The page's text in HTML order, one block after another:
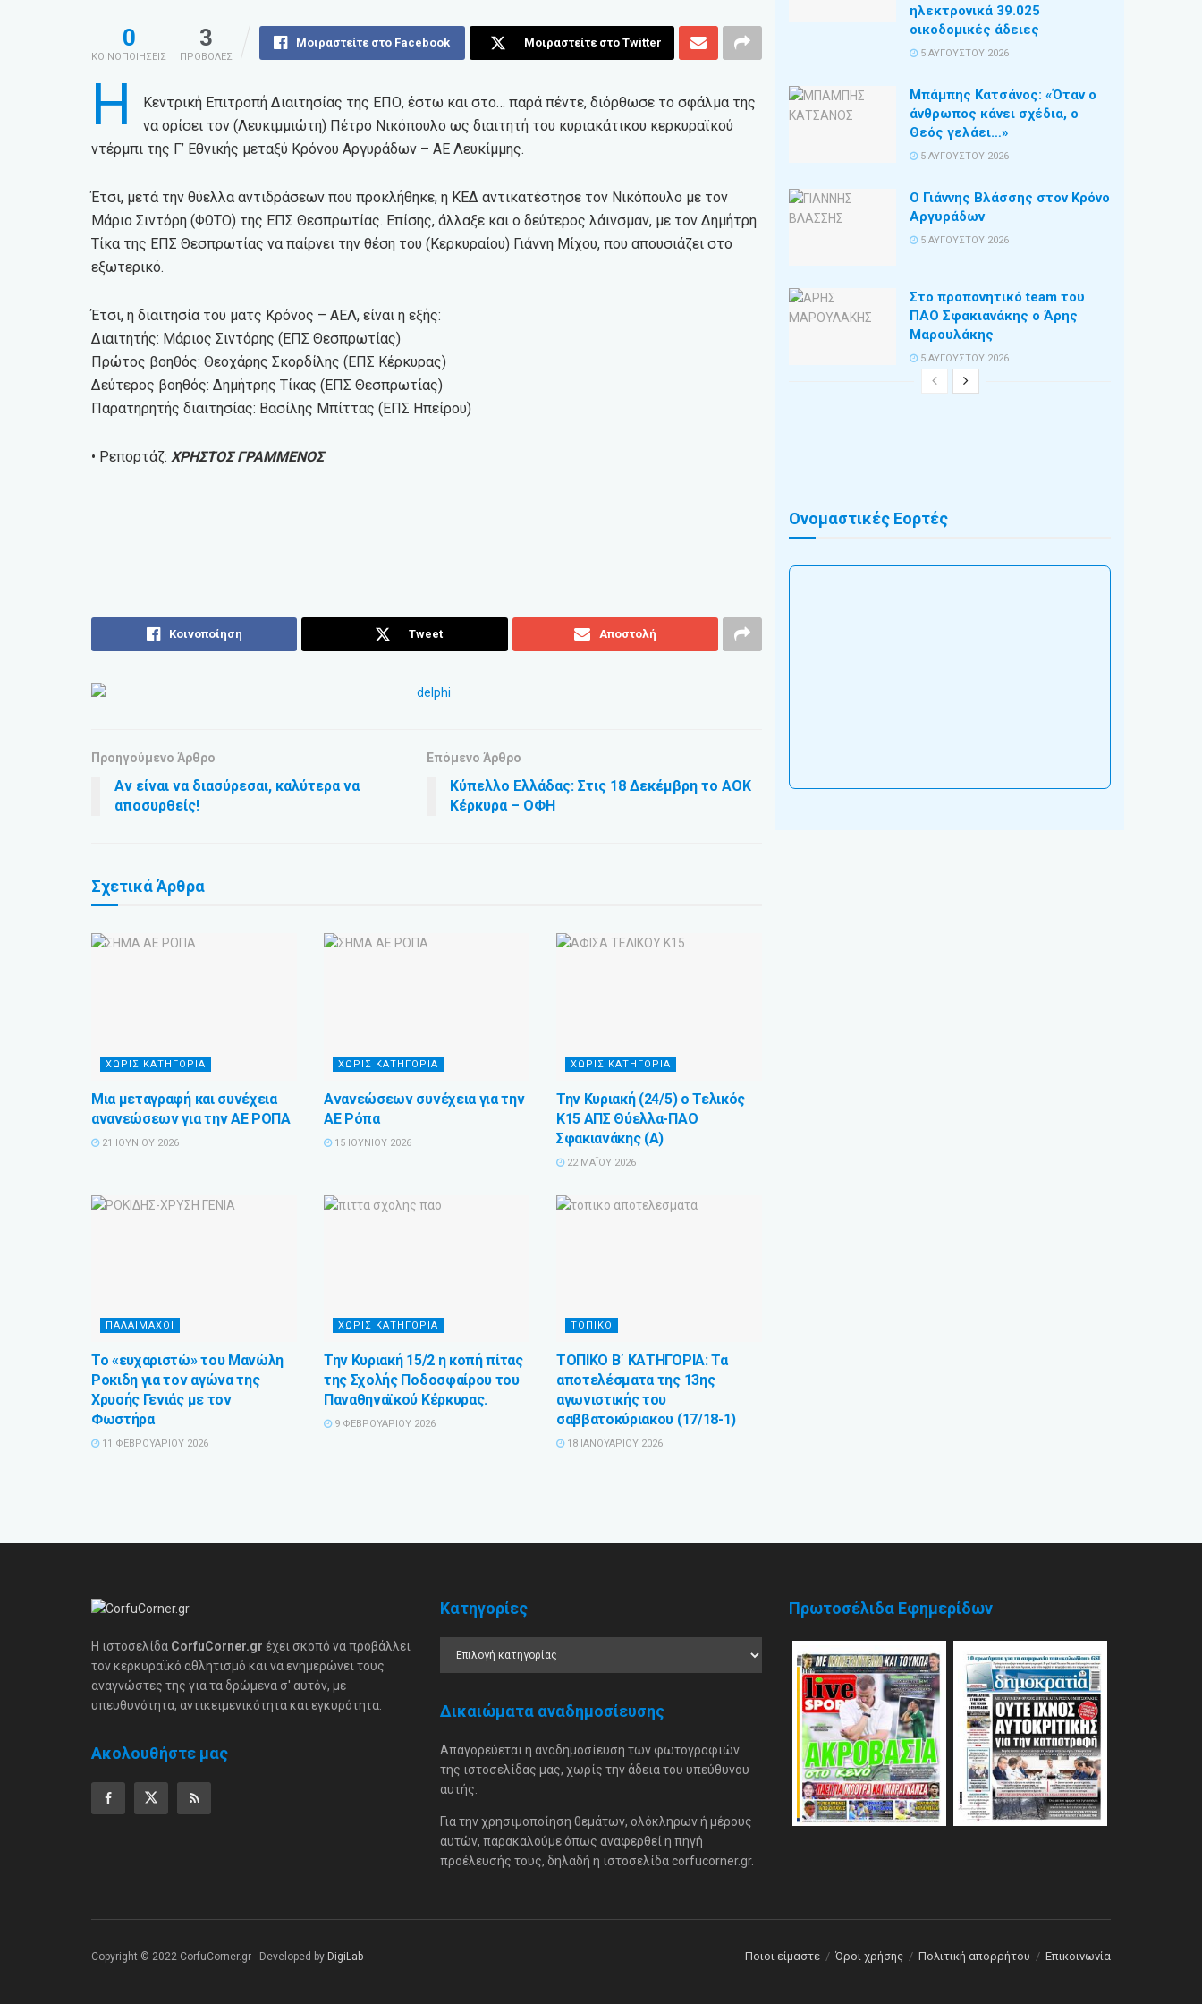
0
ΚΟΙΝΟΠΟΙΗΣΕΙΣ
3
ΠΡΟΒΟΛΕΣ
Μοιραστείτε στο Facebook Μοιραστείτε στο Twitter
Η
Κεντρική Επιτροπή Διαιτησίας της ΕΠΟ, έστω και στο… παρά πέντε, διόρθωσε το σφάλμα της
να ορίσει τον (Λευκιμμιώτη) Πέτρο Νικόπουλο ως διαιτητή του κυριακάτικου κερκυραϊκού
ντέρμπι της Γ’ Εθνικής μεταξύ Κρόνου Αργυράδων – ΑΕ Λευκίμμης.
Έτσι, μετά την θύελλα αντιδράσεων που προκλήθηκε, η ΚΕΔ αντικατέστησε τον Νικόπουλο με τον
Μάριο Σιντόρη (ΦΩΤΟ) της ΕΠΣ Θεσπρωτίας. Επίσης, άλλαξε και ο δεύτερος λάινσμαν, με τον Δημήτρη
Τίκα της ΕΠΣ Θεσπρωτίας να παίρνει την θέση του (Κερκυραίου) Γιάννη Μίχου, που απουσιάζει στο
εξωτερικό.
Έτσι, η διαιτησία του ματς Κρόνος – ΑΕΛ, είναι η εξής:
Διαιτητής: Μάριος Σιντόρης (ΕΠΣ Θεσπρωτίας)
Πρώτος βοηθός: Θεοχάρης Σκορδίλης (ΕΠΣ Κέρκυρας)
Δεύτερος βοηθός: Δημήτρης Τίκας (ΕΠΣ Θεσπρωτίας)
Παρατηρητής διαιτησίας: Βασίλης Μπίττας (ΕΠΣ Ηπείρου)
• Ρεπορτάζ: ΧΡΗΣΤΟΣ ΓΡΑΜΜΕΝΟΣ
Κοινοποίηση Tweet Αποστολή
Προηγούμενο Άρθρο
Αν είναι να διασύρεσαι, καλύτερα να
αποσυρθείς!
Επόμενο Άρθρο
Κύπελλο Ελλάδας: Στις 18 Δεκέμβρη το ΑΟΚ
Κέρκυρα – ΟΦΗ
ΣχετικάΆρθρα
ΧΩΡΊΣ ΚΑΤΗΓΟΡΊΑ
Μια μεταγραφή και συνέχεια
ανανεώσεων για την ΑΕ ΡΟΠΑ
21 ΙΟΥΝΊΟΥ 2026
ΧΩΡΊΣ ΚΑΤΗΓΟΡΊΑ
Ανανεώσεων συνέχεια για την
ΑΕ Ρόπα
15 ΙΟΥΝΊΟΥ 2026
ΧΩΡΊΣ ΚΑΤΗΓΟΡΊΑ
Την Κυριακή (24/5) ο Τελικός
Κ15 ΑΠΣ Θύελλα-ΠΑΟ
Σφακιανάκης (Α)
22 ΜΑΪ́ΟΥ 2026
ΠΑΛΑΊΜΑΧΟΙ
Το «ευχαριστώ» του Μανώλη
Ροκιδη για τον αγώνα της
Χρυσής Γενιάς με τον
Φωστήρα
11 ΦΕΒΡΟΥΑΡΊΟΥ 2026
ΧΩΡΊΣ ΚΑΤΗΓΟΡΊΑ
Την Κυριακή 15/2 η κοπή πίτας
της Σχολής Ποδοσφαίρου του
Παναθηναϊκού Κέρκυρας.
9 ΦΕΒΡΟΥΑΡΊΟΥ 2026
ΤΟΠΙΚΌ
ΤΟΠΙΚΟ Β΄ ΚΑΤΗΓΟΡΙΑ: Τα
αποτελέσματα της 13ης
αγωνιστικής του
σαββατοκύριακου (17/18-1)
18 ΙΑΝΟΥΑΡΊΟΥ 2026
ηλεκτρονικά 39.025
οικοδομικές άδειες
5 ΑΥΓΟΎΣΤΟΥ 2026
Μπάμπης Κατσάνος: «Όταν ο
άνθρωπος κάνει σχέδια, ο
Θεός γελάει…»
5 ΑΥΓΟΎΣΤΟΥ 2026
Ο Γιάννης Βλάσσης στον Κρόνο
Αργυράδων
5 ΑΥΓΟΎΣΤΟΥ 2026
Στο προπονητικό team του
ΠΑΟ Σφακιανάκης ο Άρης
Μαρουλάκης
5 ΑΥΓΟΎΣΤΟΥ 2026
Ονομαστικές Εορτές
Η ιστοσελίδα CorfuCorner.gr έχει σκοπό να προβάλλει
τον κερκυραϊκό αθλητισμό και να ενημερώνει τους
αναγνώστες της για τα δρώμενα σ' αυτόν, με
υπευθυνότητα, αντικειμενικότητα και εγκυρότητα.
Ακολουθήστε μας
Κατηγορίες
Δικαιώματα αναδημοσίευσης
Απαγορεύεται η αναδημοσίευση των φωτογραφιών
της ιστοσελίδας μας, χωρίς την άδεια του υπεύθυνου
αυτής.
Για την χρησιμοποίηση θεμάτων, ολόκληρων ή μέρους
αυτών, παρακαλούμε όπως αναφερθεί η πηγή
προέλευσής τους, δηλαδή η ιστοσελίδα corfucorner.gr.
Πρωτοσέλιδα Εφημερίδων
Ποιοι είμαστε Όροι χρήσης Πολιτική απορρήτου Επικοινωνία
Copyright © 2022 CorfuCorner.gr - Developed by DigiLab